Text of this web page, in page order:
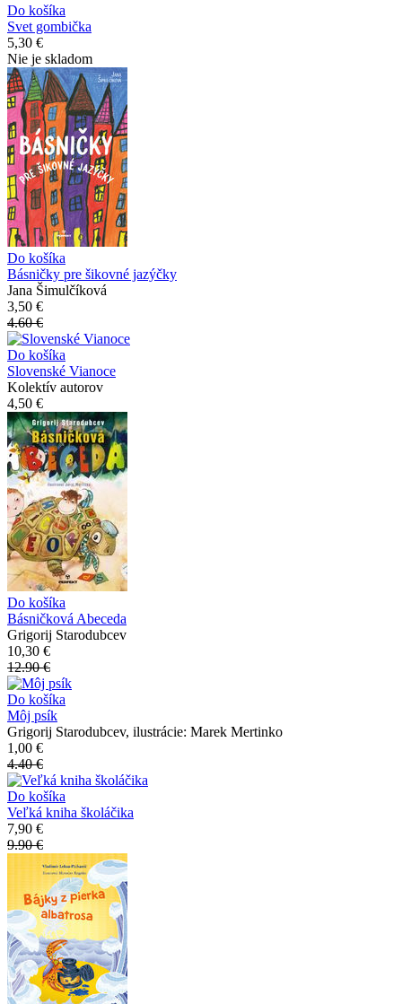
Do košíka
Svet gombička
5,30 €
Nie je skladom
Do košíka
Básničky pre šikovné jazýčky
Jana Šimulčíková
3,50 €
4.60 €
Do košíka
Slovenské Vianoce
Kolektív autorov
4,50 €
Do košíka
Básničková Abeceda
Grigorij Starodubcev
10,30 €
12.90 €
Do košíka
Môj psík
Grigorij Starodubcev, ilustrácie: Marek Mertinko
1,00 €
4.40 €
Do košíka
Veľká kniha školáčika
7,90 €
9.90 €